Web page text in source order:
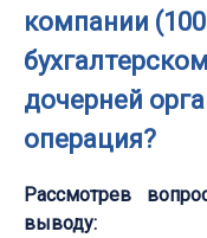
компании
дочерней
операция?
Рассмотрев
выводу: